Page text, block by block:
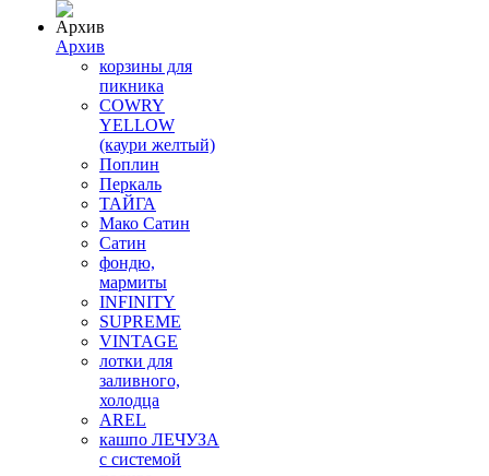
Архив
корзины для
пикника
COWRY
YELLOW
(каури желтый)
Поплин
Перкаль
ТАЙГА
Мако Сатин
Сатин
фондю,
мармиты
INFINITY
SUPREME
VINTAGE
лотки для
заливного,
холодца
AREL
кашпо ЛЕЧУЗА
с системой